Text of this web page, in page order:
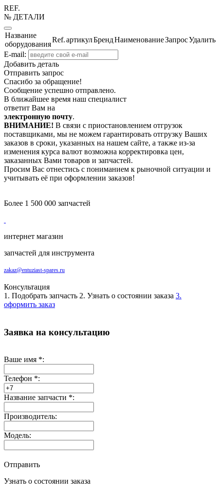
REF.
№ ДЕТАЛИ
Название
оборудования
Ref.артикулБрендНаименованиеЗапросУдалить
E-mail:
Добавить деталь
Отправить запрос
Спасибо за обращение!
Сообщение успешно отправлено.
В ближайшее время наш специалист
ответит Вам на
электронную почту.
ВНИМАНИЕ! В связи с приостановлением отгрузок
поставщиками, мы не можем гарантировать отгрузку Ваших
заказов в сроки, указанных на нашем сайте, а также из-за
изменения курса валют возможна корректировка цен,
заказанных Вами товаров и запчастей.
Просим Вас отнестись с пониманием к рыночной ситуации и
учитывать её при оформлении заказов!
Более 1 500 000 запчастей
интернет магазин
запчастей для инструмента
zakaz@entuziast-spares.ru
Консультация
1. Подобрать запчасть 2. Узнать о состоянии заказа 3.
оформить заказ
Заявка на консультацию
Ваше имя *:
Телефон *:
Название запчасти *:
Производитель:
Модель:
Отправить
Узнать о состоянии заказа